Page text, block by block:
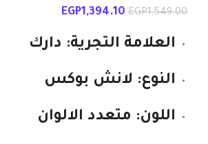
EGP1,549.00
EGP1,394.10
العلامة التجرية: دارك
النوع: لانش بوكس
اللون: متعدد الالوان